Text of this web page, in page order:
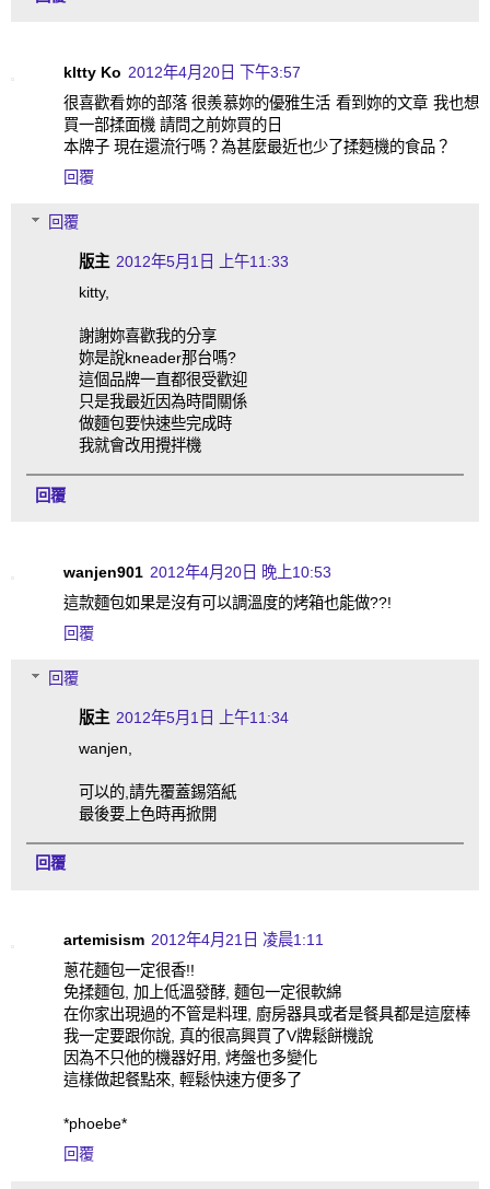
kItty Ko 2012年4月20日 下午3:57
很喜歡看妳的部落 很羨慕妳的優雅生活 看到妳的文章 我也想
買一部揉面機 請問之前妳買的日
本牌子 現在還流行嗎？為甚麼最近也少了揉麪機的食品？
回覆
回覆
版主 2012年5月1日 上午11:33
kitty,
謝謝妳喜歡我的分享
妳是說kneader那台嗎?
這個品牌一直都很受歡迎
只是我最近因為時間關係
做麵包要快速些完成時
我就會改用攪拌機
回覆
wanjen901 2012年4月20日 晚上10:53
這款麵包如果是沒有可以調溫度的烤箱也能做??!
回覆
回覆
版主 2012年5月1日 上午11:34
wanjen,
可以的,請先覆蓋錫箔紙
最後要上色時再掀開
回覆
artemisism 2012年4月21日 凌晨1:11
蔥花麵包一定很香!!
免揉麵包, 加上低溫發酵, 麵包一定很軟綿
在你家出現過的不管是料理, 廚房器具或者是餐具都是這麼棒
我一定要跟你說, 真的很高興買了V牌鬆餅機說
因為不只他的機器好用, 烤盤也多變化
這樣做起餐點來, 輕鬆快速方便多了
*phoebe*
回覆